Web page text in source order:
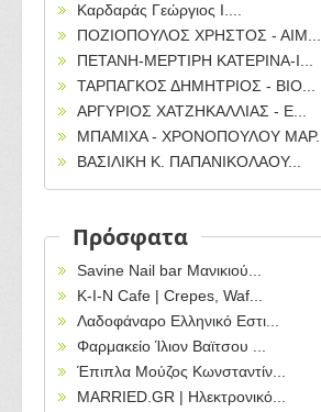
Καρδαράς Γεώργιος Ι....
ΠΟΖΙΟΠΟΥΛΟΣ ΧΡΗΣΤΟΣ - ΑΙΜ...
ΠΕΤΑΝΗ-ΜΕΡΤΙΡΗ ΚΑΤΕΡΙΝΑ-Ι...
ΤΑΡΠΑΓΚΟΣ ΔΗΜΗΤΡΙΟΣ - ΒΙΟ...
ΑΡΓΥΡΙΟΣ ΧΑΤΖΗΚΑΛΛΙΑΣ - Ε...
ΜΠΑΜΙΧΑ - ΧΡΟΝΟΠΟΥΛΟΥ ΜΑΡ...
ΒΑΣΙΛΙΚΗ Κ. ΠΑΠΑΝΙΚΟΛΑΟΥ...
Πρόσφατα
Savine Nail bar Μανικιού...
Κ-Ι-Ν Cafe | Crepes, Waf...
Λαδοφάναρο Ελληνικό Εστι...
Φαρμακείο Ίλιον Βαϊτσου ...
Έπιπλα Μούζος Κωνσταντίν...
MARRIED.GR | Ηλεκτρονικό...